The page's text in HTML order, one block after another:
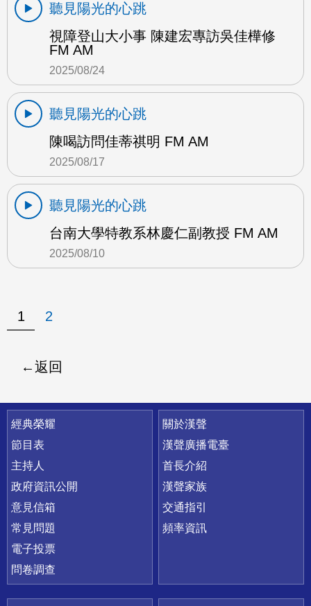
聽見陽光的心跳
視障登山大小事 陳建宏專訪吳佳樺修
FM AM
2025/08/24
聽見陽光的心跳
陳喝訪問佳蒂祺明 FM AM
2025/08/17
聽見陽光的心跳
台南大學特教系林慶仁副教授 FM AM
2025/08/10
1 2
返回
快速連結
經典榮耀
節目表
主持人
政府資訊公開
意見信箱
常見問題
電子投票
問卷調查
關於漢聲
漢聲廣播電臺
首長介紹
漢聲家族
交通指引
頻率資訊